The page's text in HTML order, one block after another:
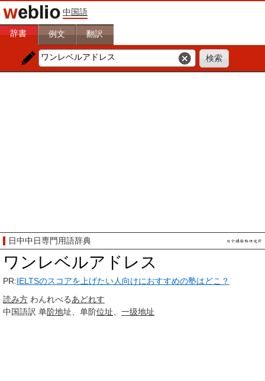
中国語
辞書 例文 翻訳
日中中日専門用語辞典
ワンレベルアドレス
PR:IELTSのスコアを上げたい人向けにおすすめの塾はどこ？
読み方 わんれべるあどれす
中国語訳 单阶地址、单阶位址 一级地址